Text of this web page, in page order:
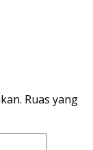
Ruas yang